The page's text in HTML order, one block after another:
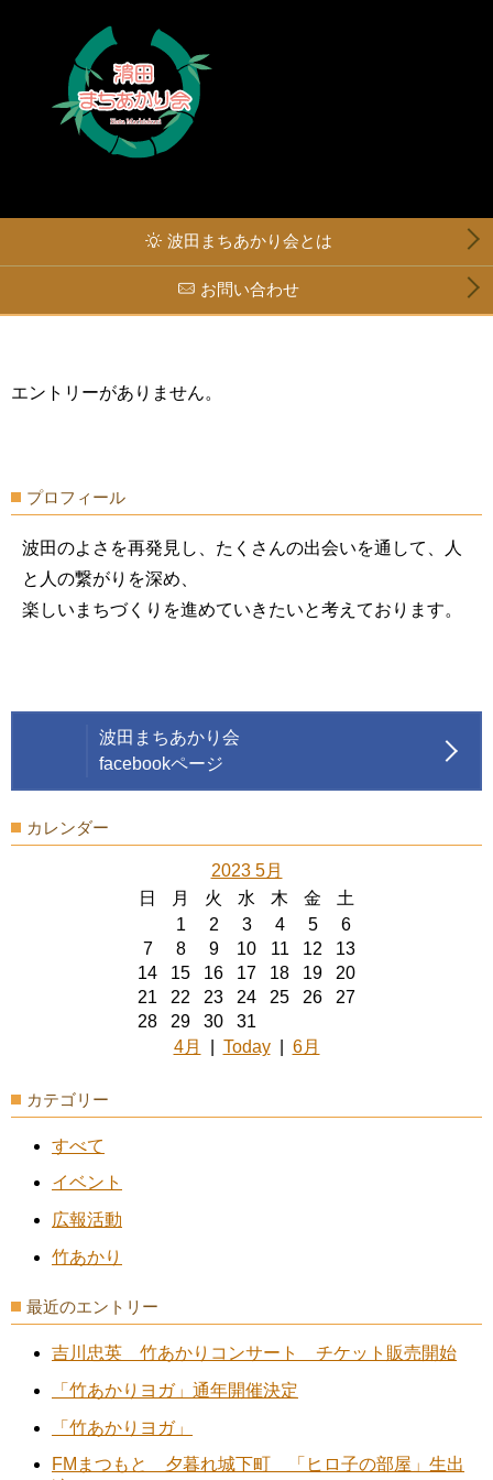
波田まちあかり会とは
お問い合わせ
エントリーがありません。
プロフィール
波田のよさを再発見し、たくさんの出会いを通して、人
と人の繋がりを深め、
楽しいまちづくりを進めていきたいと考えております。
波田まちあかり会
facebookページ
カレンダー
2023 5月
日
月 火 水 木 金
土
1
2 3 4 5
6
7
8 9 10 11 12
13
14
15 16 17 18 19
20
21
22 23 24 25 26
27
28
29 30
31
4月
Today| 6月
カテゴリー
すべて
イベント
広報活動
竹あかり
最近のエントリー
吉川忠英 竹あかりコンサート チケット販売開始
「竹あかりヨガ」通年開催決定
「竹あかりヨガ」
FMまつもと 夕暮れ城下町 「ヒロ子の部屋」生出